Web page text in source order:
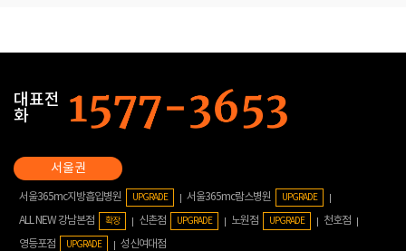
대표전
화
서울365mc지방흡입병원 UPGRADE 서울365mc람스병원 UPGRADE
ALL NEW 강남본점 확장 신촌점 UPGRADE 노원점 UPGRADE
천호점
영등포점
UPGRADE 성신여대점